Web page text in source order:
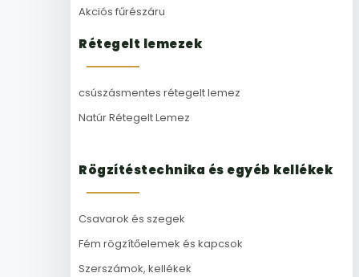
Akciós fűrészáru
Rétegelt lemezek
csúszásmentes rétegelt lemez
Natúr Rétegelt Lemez
Rögzítéstechnika és egyéb kellékek
Csavarok és szegek
Fém rögzítőelemek és kapcsok
Szerszámok, kellékek